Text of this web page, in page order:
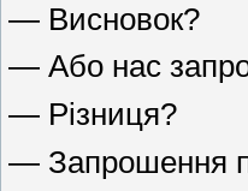
— Висновок?
— Або нас
— Різниця?
— Запрошення